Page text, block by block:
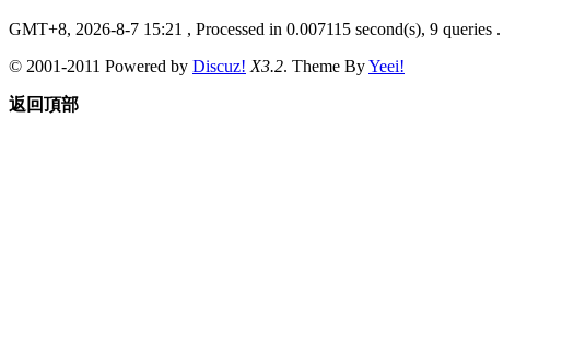
GMT+8, 2026-8-7 15:21 , Processed in 0.007115 second(s), 9 queries .
© 2001-2011 Powered by Discuz! X3.2. Theme ByYeei!
返回頂部